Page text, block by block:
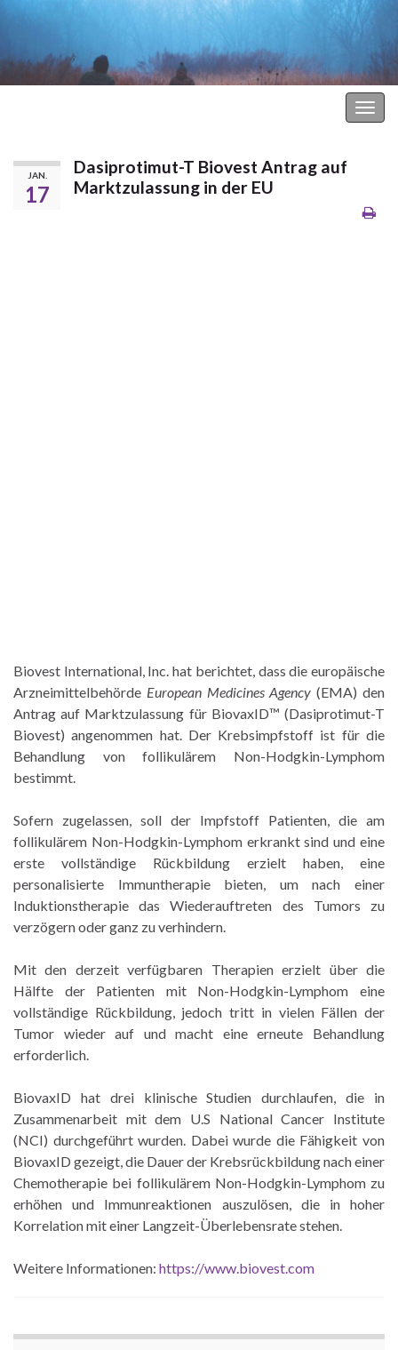
JAN.
17
Dasiprotimut-T Biovest Antrag auf
Marktzulassung in der EU
Biovest International, Inc. hat berichtet, dass die europäische
Arzneimittelbehörde European Medicines Agency (EMA) den
Antrag auf Marktzulassung für BiovaxID™ (Dasiprotimut-T
Biovest) angenommen hat. Der Krebsimpfstoff ist für die
Behandlung von follikulärem Non-Hodgkin-Lymphom
bestimmt.
Sofern zugelassen, soll der Impfstoff Patienten, die am
follikulärem Non-Hodgkin-Lymphom erkrankt sind und eine
erste vollständige Rückbildung erzielt haben, eine
personalisierte Immuntherapie bieten, um nach einer
Induktionstherapie das Wiederauftreten des Tumors zu
verzögern oder ganz zu verhindern.
Mit den derzeit verfügbaren Therapien erzielt über die
Hälfte der Patienten mit Non-Hodgkin-Lymphom eine
vollständige Rückbildung, jedoch tritt in vielen Fällen der
Tumor wieder auf und macht eine erneute Behandlung
erforderlich.
BiovaxID hat drei klinische Studien durchlaufen, die in
Zusammenarbeit mit dem U.S National Cancer Institute
(NCI) durchgeführt wurden. Dabei wurde die Fähigkeit von
BiovaxID gezeigt, die Dauer der Krebsrückbildung nach einer
Chemotherapie bei follikulärem Non-Hodgkin-Lymphom zu
erhöhen und Immunreaktionen auszulösen, die in hoher
Korrelation mit einer Langzeit-Überlebensrate stehen.
Weitere Informationen: https://www.biovest.com